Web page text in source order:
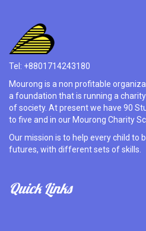
Tel: +8801714243180
Mourong is a non profitable
a foundation that is running a
of society. At present we have 90
to five and in our Mourong Charity
Our mission is to help every child to
futures, with different sets of skills.
Quick Links